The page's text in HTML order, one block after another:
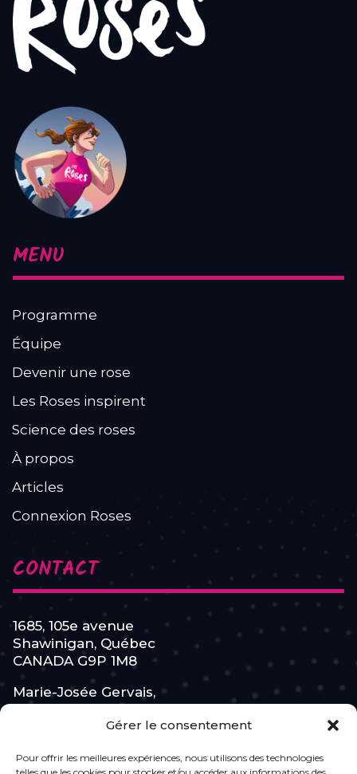
Gérer le consentement
Pour offrir les meilleures expériences, nous utilisons des technologies
MENU
Programme
Équipe
Devenir une rose
Les Roses inspirent
Science des roses
À propos
Articles
Connexion Roses
CONTACT
1685, 105e avenue
Shawinigan, Québec
CANADA G9P 1M8
Marie-Josée Gervais,
L’Équipe Féminine
819 531-7110